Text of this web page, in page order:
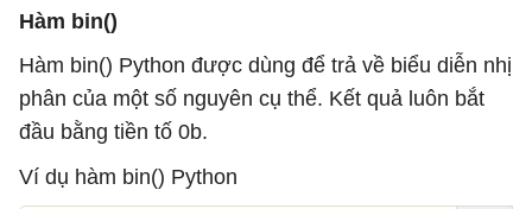
Hàm bin()
Hàm bin() Python được dùng để trả về biểu diễn nhị
phân của một số nguyên cụ thể. Kết quả luôn bắt
đầu bằng tiền tố 0b.
Ví dụ hàm bin() Python